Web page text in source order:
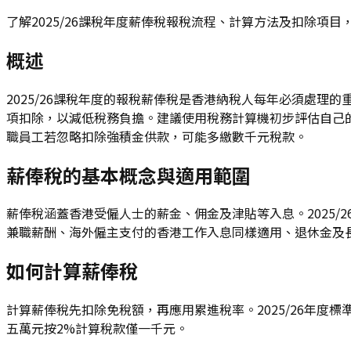
了解2025/26課稅年度薪俸稅報稅流程、計算方法及扣除項
概述
2025/26課稅年度的報稅薪俸稅是香港納稅人每年必須處理
項扣除，以減低稅務負擔。建議使用稅務計算機初步評估自
職員工若忽略扣除強積金供款，可能多繳數千元稅款。
薪俸稅的基本概念與適用範圍
薪俸稅涵蓋香港受僱人士的薪金、佣金及津貼等入息。2025/
兼職薪酬、海外僱主支付的香港工作入息同樣適用、退休金
如何計算薪俸稅
計算薪俸稅先扣除免稅額，再應用累進稅率。2025/26年度
五萬元按2%計算稅款僅一千元。